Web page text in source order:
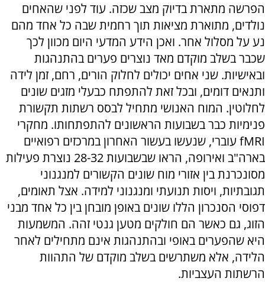
הפרשה מתארת בדיוק מצב שכזה. עוד לפני שהאחים
נולדים, מתוארת מציאות תוך רחמית שבה כל אחד מהם
נע על מסלול אחר. ואכן הידע המדעי היום מכוון לכך
שכבר בשלב מוקדם מאד נוצרים פערים בהתנהגות
ובאישיות. שני אחים יכולים לחלוק הורים, רחם, זמן לידה
ותנאים דומים, ובכל זאת להתפתח כבעלי מזגים שונים
לחלוטין. המוח האנושי מתחיל לבסס רשתות תקשורת
פנימיות כבר בשבועות הראשונים להתפתחותו. מחקרי
fMRI עוברי, שנעשו בעשור האחרון במרכזים רפואיים
בארה"ב ואירופה, הראו שבשבועות 28-32 נוצרת פעילות
מסונכרנת בין אזורי מוח שונים הקשורים למנגנוני
תגובתיות, ויסות תנועתי ומנגנוני למידה. אצל תאומים,
דפוסי הסנכרון הללו שונים באופן מובחן בין כל אחד מבני
הזוג, גם כאשר הם חולקים מטען גנטי זהה. המשמעות
היא שהפערים באופי ובהתנהגות אינם מתחילים לאחר
הלידה, אלא משתרשים בשלב מוקדם של התהוות
הרשתות העצביות.